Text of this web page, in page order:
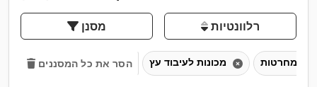
מסנן רלוונטיות
הסר את כל המסננים